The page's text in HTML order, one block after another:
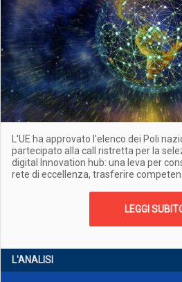
L'UE ha approvato l'elenco dei Poli
partecipato alla call ristretta per la
digital Innovation hub: una leva per
rete di eccellenza, trasferire
LEGGI
L'ANALISI